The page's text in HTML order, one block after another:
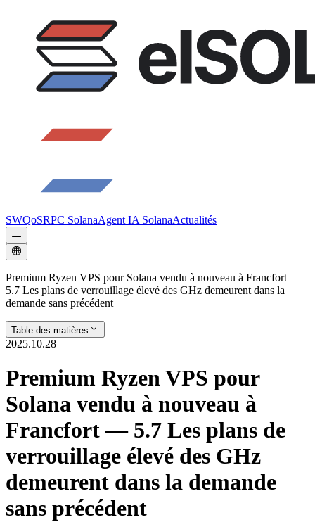
SWQoSRPC SolanaAgent IA SolanaActualités
Premium Ryzen VPS pour Solana vendu à nouveau à Francfort —
5.7 Les plans de verrouillage élevé des GHz demeurent dans la
demande sans précédent
Table des matières
2025.10.28
Premium Ryzen VPS pour
Solana vendu à nouveau à
Francfort — 5.7 Les plans de
verrouillage élevé des GHz
demeurent dans la demande
sans précédent